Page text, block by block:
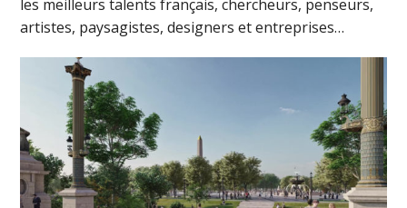
les meilleurs talents français, chercheurs, penseurs,
artistes, paysagistes, designers et entreprises…